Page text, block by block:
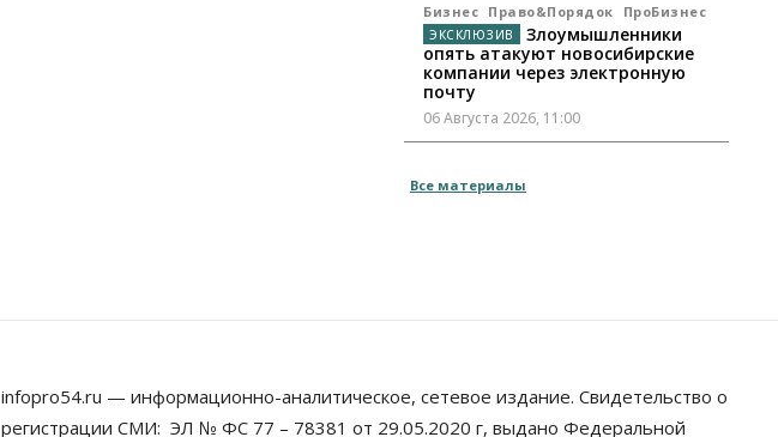
Бизнес Право&Порядок ПроБизнес
Злоумышленники
опять атакуют новосибирские
компании через электронную
почту
06 Августа 2026, 11:00
Медики готовятся к второму пику
06 Августа 2026, 09:00
Все материалы
infopro54.ru — информационно-аналитическое, сетевое издание. Свидетельство о
регистрации СМИ: ЭЛ № ФС 77 – 78381 от 29.05.2020 г, выдано Федеральной